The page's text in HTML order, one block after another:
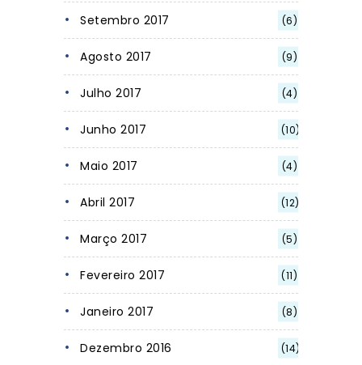
Setembro 2017 (6)
Agosto 2017 (9)
Julho 2017 (4)
Junho 2017 (10)
Maio 2017 (4)
Abril 2017 (12)
Março 2017 (5)
Fevereiro 2017 (11)
Janeiro 2017 (8)
Dezembro 2016 (14)